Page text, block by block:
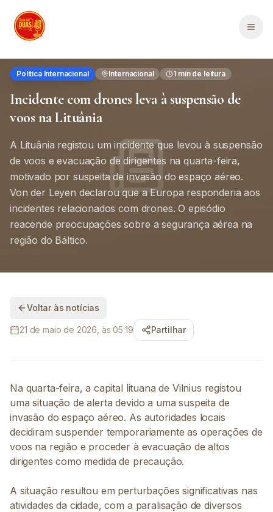
Política Internacional Internacional 1 min de leitura
Incidente com drones leva à suspensão de
voos na Lituânia
A Lituânia registou um incidente que levou à suspensão
de voos e evacuação de dirigentes na quarta-feira,
motivado por suspeita de invasão do espaço aéreo.
Von der Leyen declarou que a Europa responderia aos
incidentes relacionados com drones. O episódio
reacende preocupações sobre a segurança aérea na
região do Báltico.
Voltar às notícias
21 de maio de 2026, às 05:19 Partilhar
Na quarta-feira, a capital lituana de Vilnius registou
uma situação de alerta devido a uma suspeita de
invasão do espaço aéreo. As autoridades locais
decidiram suspender temporariamente as operações de
voos na região e proceder à evacuação de altos
dirigentes como medida de precaução.
A situação resultou em perturbações significativas nas
atividades da cidade, com a paralisação de diversos